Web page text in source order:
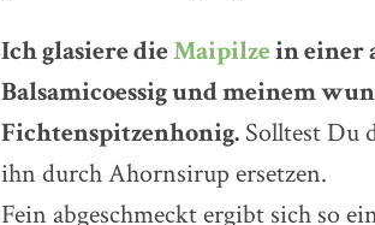
Ich glasiere dieMaipilzein einer
Balsamicoessig und meinem
Fichtenspitzenhonig. Solltest Du
ihn durch Ahornsirup ersetzen.
Fein abgeschmeckt ergibt sich so